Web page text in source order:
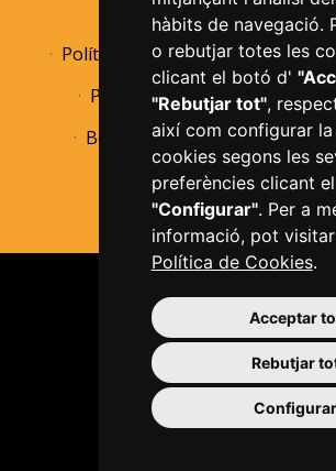
hàbits de navegació.
o rebutjar totes les
clicant el botó d'
"Rebutjar tot",
així com configurar
cookies segons les
preferències clicant
"Configurar". Per a
informació, pot
Política de Cookies.
Acceptar
Rebutjar
Configurar
Avís legal
Política de
Política de cookies
Informació
Política de devolucions
Borsa de treball
Perfil de
Configurar cookies
Plaça del Mercadal · 43201
977 010 010